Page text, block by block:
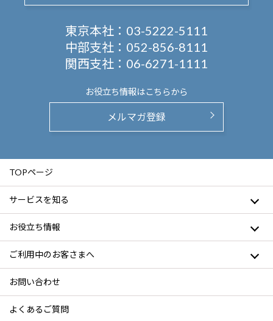
東京本社： 03-5222-5111
中部支社： 052-856-8111
関西支社： 06-6271-1111
お役立ち情報はこちらから
メルマガ登録
TOPページ
サービスを知る
お役立ち情報
ご利用中のお客さまへ
お問い合わせ
よくあるご質問